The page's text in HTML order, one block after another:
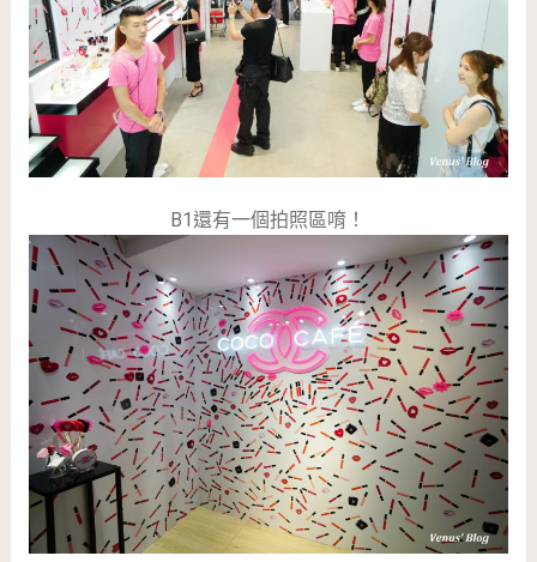
B1還有一個拍照區唷！